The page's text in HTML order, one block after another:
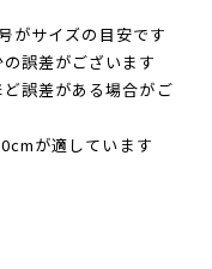
がサイズの目安です
誤差がございます
誤差がある場合がご
が適しています